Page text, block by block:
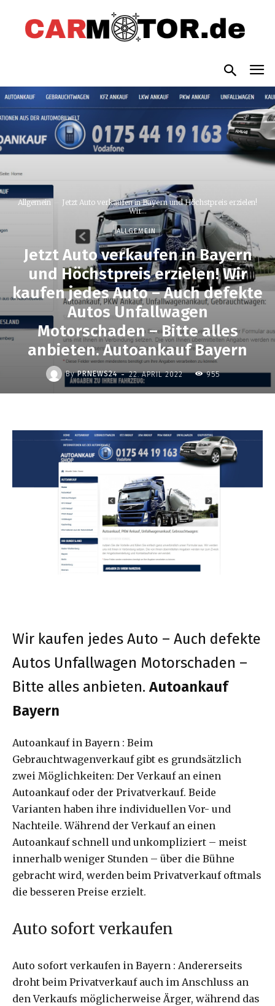
Allgemein
Jetzt Auto verkaufen in Bayern und Höchstpreis erzielen!
Wir...
ALLGEMEIN
Jetzt Auto verkaufen in Bayern
und Höchstpreis erzielen! Wir
kaufen jedes Auto – Auch defekte
Autos Unfallwagen
Motorschaden – Bitte alles
anbieten. Autoankauf Bayern
By PRNEWS24 - 22. APRIL 2022 955
Wir kaufen jedes Auto – Auch defekte
Autos Unfallwagen Motorschaden –
Bitte alles anbieten. Autoankauf
Bayern
Autoankauf in Bayern : Beim
Gebrauchtwagenverkauf gibt es grundsätzlich
zwei Möglichkeiten: Der Verkauf an einen
Autoankauf oder der Privatverkauf. Beide
Varianten haben ihre individuellen Vor- und
Nachteile. Während der Verkauf an einen
Autoankauf schnell und unkompliziert – meist
innerhalb weniger Stunden – über die Bühne
gebracht wird, werden beim Privatverkauf oftmals
die besseren Preise erzielt.
Auto sofort verkaufen
Auto sofort verkaufen in Bayern : Andererseits
droht beim Privatverkauf auch im Anschluss an
den Verkaufs möglicherweise Ärger, während das